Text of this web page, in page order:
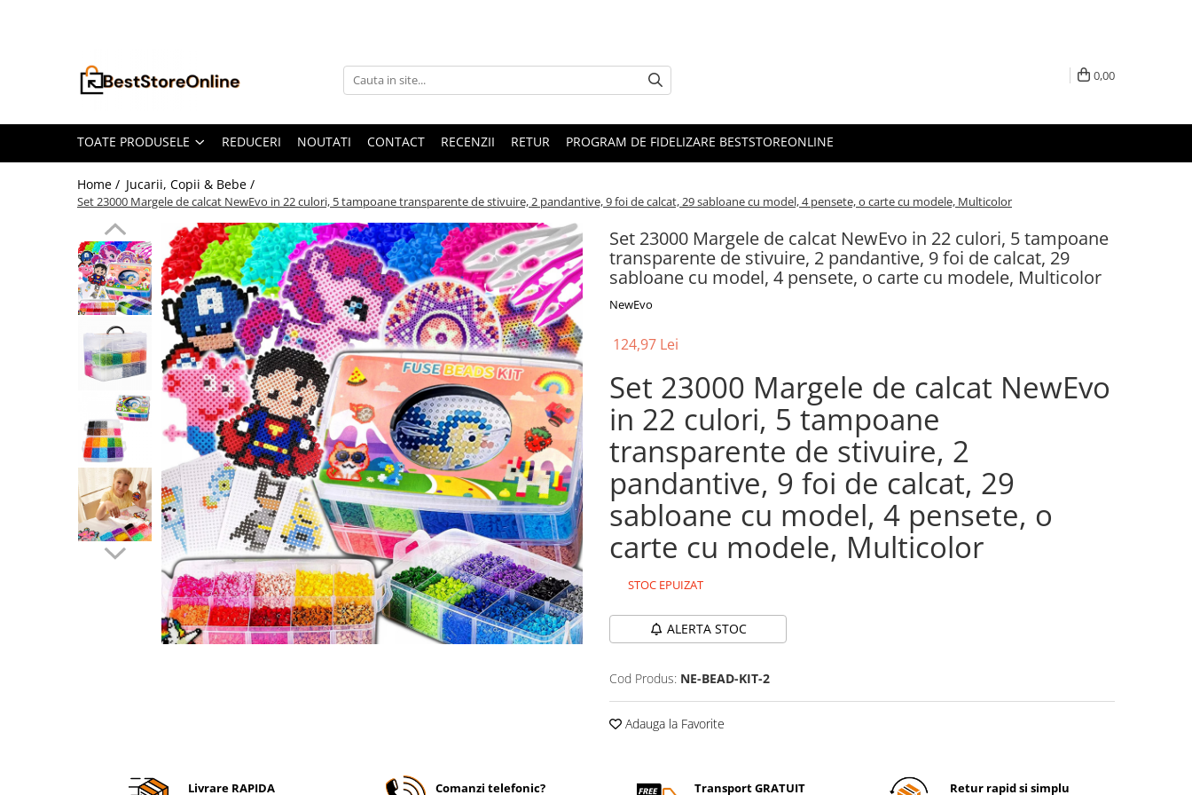
Accesorii aparate climatizare
Accesorii si Piese Aspiratoare
Aspiratoare Universale
Karcher Parkside
Tefal Rowenta X-Force Flex
Xiaomi Roborock
Accesorii auto interioare
Aspiratoare Auto
Produse Cosmetica Auto
Casa, Gradina & Bricolaj
Accesorii mese si scaune
Accesorii prize si intrerupatoare
Corpuri de iluminat interior
Frapiere si Clesti Gheata
0,00
TOATE PRODUSELE REDUCERI NOUTATI CONTACT RECENZII RETUR PROGRAM DE FIDELIZARE BESTSTOREONLINE
Home / Jucarii, Copii & Bebe /
Set 23000 Margele de calcat NewEvo in 22 culori, 5 tampoane transparente de stivuire, 2 pandantive, 9 foi de calcat, 29 sabloane cu model, 4 pensete, o carte cu modele, Multicolor
Set 23000 Margele de calcat NewEvo in 22 culori, 5 tampoane
transparente de stivuire, 2 pandantive, 9 foi de calcat, 29
sabloane cu model, 4 pensete, o carte cu modele, Multicolor
NewEvo
124,97 Lei
Set 23000 Margele de calcat NewEvo
in 22 culori, 5 tampoane
transparente de stivuire, 2
pandantive, 9 foi de calcat, 29
sabloane cu model, 4 pensete, o
carte cu modele, Multicolor
STOC EPUIZAT
ALERTA STOC
Cod Produs: NE-BEAD-KIT-2
Adauga la Favorite
Livrare RAPIDA Comanzi telefonic? Transport GRATUIT Retur rapid si simplu